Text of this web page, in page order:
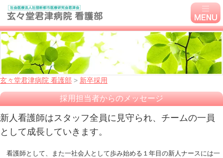
玄々堂君津病院 看護部 > 新卒採用
採用担当者からのメッセージ
新人看護師はスタッフ全員に見守られ、チームの一員
として成長していきます。
看護師として、また一社会人として歩み始める１年目の新人ナースには一